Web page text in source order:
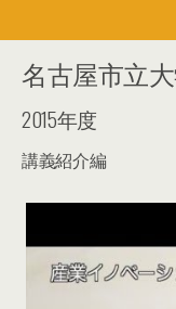
名古屋市立
2015年度
講義紹介編